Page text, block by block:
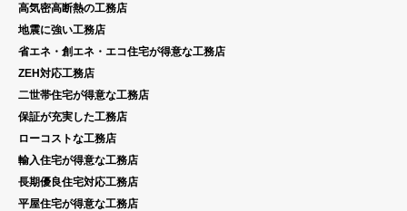
高気密高断熱の工務店
地震に強い工務店
省エネ・創エネ・エコ住宅が得意な工務店
ZEH対応工務店
二世帯住宅が得意な工務店
保証が充実した工務店
ローコストな工務店
輸入住宅が得意な工務店
長期優良住宅対応工務店
平屋住宅が得意な工務店